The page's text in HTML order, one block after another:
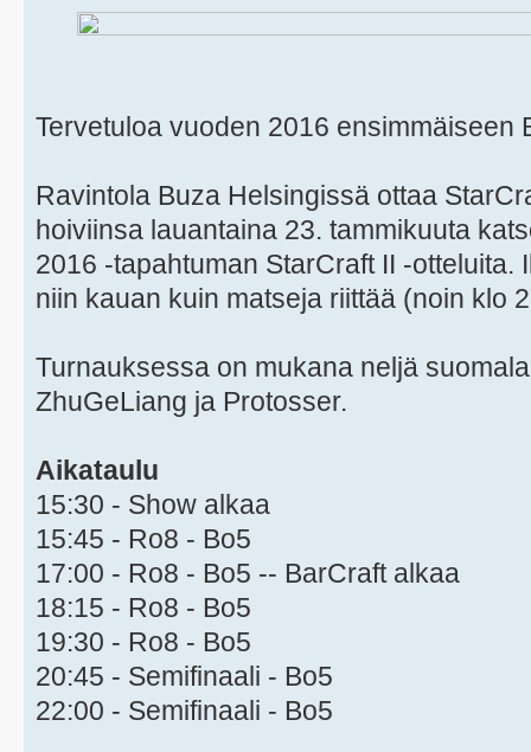
Tervetuloa vuoden 2016 ensimmäiseen
Ravintola Buza Helsingissä ottaa
hoiviinsa lauantaina 23. tammikuuta
2016 -tapahtuman StarCraft II -otteluita.
niin kauan kuin matseja riittää (noin klo
Turnauksessa on mukana neljä
ZhuGeLiang ja Protosser.
Aikataulu
15:30 - Show alkaa
15:45 - Ro8 - Bo5
17:00 - Ro8 - Bo5 -- BarCraft alkaa
18:15 - Ro8 - Bo5
19:30 - Ro8 - Bo5
20:45 - Semifinaali - Bo5
22:00 - Semifinaali - Bo5